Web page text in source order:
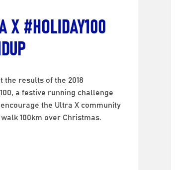
X #HOLIDAY100
the results of the 2018
a festive running challenge
the Ultra X community
100km over Christmas.